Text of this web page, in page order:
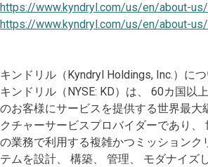
https://www.kyndryl.com/us/en/about-
https://www.kyndryl.com/us/en/about-
キンドリル（Kyndryl Holdings, Inc.）に
キンドリル（NYSE: KD）は、 60カ国以
のお客様にサービスを提供する世界最大
クチャーサービスプロバイダーであり、
の業務で利用する複雑かつミッションク
テムを設計、 構築、 管理、 モダナイズ